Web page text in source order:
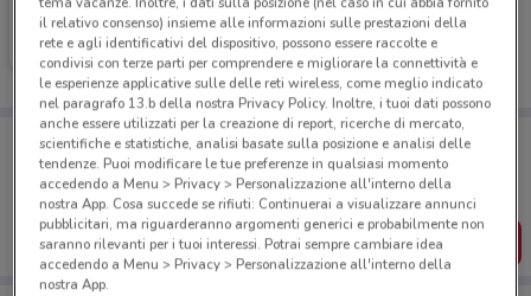
WindTre
Scade lunedì 2.6 km
Porta DoveConviene sempre con te!
Puoi trovare le migliori offerte dei negozi vicino a te,
salvarle e creare la tua lista del risparmio, comodamente
dal tuo cellulare.
SCARICA L’APP
il relativo consenso) insieme alle informazioni sulle prestazioni della
rete e agli identificativi del dispositivo, possono essere raccolte e
condivisi con terze parti per comprendere e migliorare la connettività e
le esperienze applicative sulle delle reti wireless, come meglio indicato
nel paragrafo 13.b della nostra Privacy Policy. Inoltre, i tuoi dati possono
anche essere utilizzati per la creazione di report, ricerche di mercato,
scientifiche e statistiche, analisi basate sulla posizione e analisi delle
tendenze. Puoi modificare le tue preferenze in qualsiasi momento
accedendo a Menu > Privacy > Personalizzazione all'interno della
nostra App. Cosa succede se rifiuti: Continuerai a visualizzare annunci
pubblicitari, ma riguarderanno argomenti generici e probabilmente non
saranno rilevanti per i tuoi interessi. Potrai sempre cambiare idea
accedendo a Menu > Privacy > Personalizzazione all'interno della
nostra App.